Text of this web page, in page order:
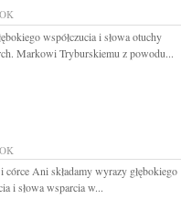
współczucia i słowa otuchy
Markowi Tryburskiemu z powodu...
Ani składamy wyrazy głębokiego
i słowa wsparcia w...